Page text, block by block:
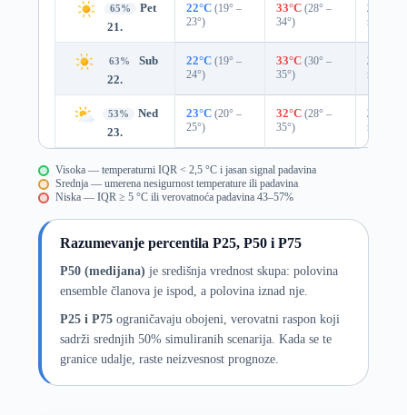
65%
Pet
21.
22°C (19° –
23°)
33°C (28° –
34°)
25%
mm)
63%
Sub
22.
22°C (19° –
24°)
33°C (30° –
35°)
27%
mm)
53%
Ned
23.
23°C (20° –
25°)
32°C (28° –
35°)
25%
mm)
Visoka — temperaturni IQR < 2,5 °C i jasan signal padavina
Srednja — umerena nesigurnost temperature ili padavina
Niska — IQR ≥ 5 °C ili verovatnoća padavina 43–57%
Razumevanje percentila P25, P50 i P75
P50 (medijana) je središnja vrednost skupa: polovina
ensemble članova je ispod, a polovina iznad nje.
P25 i P75ograničavaju obojeni, verovatni raspon koji
sadrži srednjih 50% simuliranih scenarija. Kada se te
granice udalje, raste neizvesnost prognoze.